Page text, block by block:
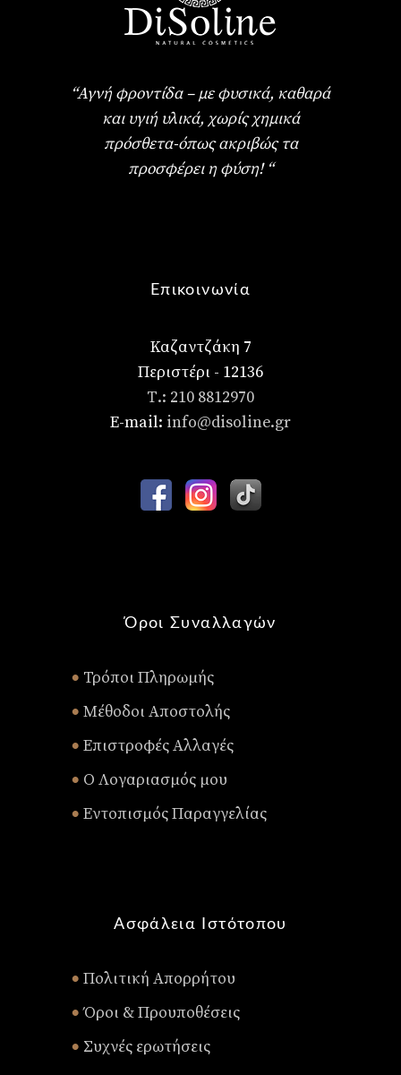
“Αγνή φροντίδα – με φυσικά, καθαρά
και υγιή υλικά, χωρίς χημικά
πρόσθετα-όπως ακριβώς τα
προσφέρει η φύση! “
Επικοινωνία
Καζαντζάκη 7
Περιστέρι - 12136
Τ.: 210 8812970
E-mail: info@disoline.gr
Όροι Συναλλαγών
• Τρόποι Πληρωμής
• Μέθοδοι Αποστολής
• Επιστροφές Αλλαγές
• Ο Λογαριασμός μου
• Εντοπισμός Παραγγελίας
Ασφάλεια Ιστότοπου
• Πολιτική Απορρήτου
• Όροι & Προυποθέσεις
• Συχνές ερωτήσεις